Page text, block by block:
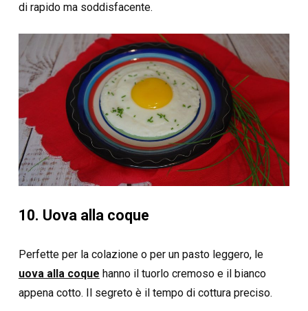
di rapido ma soddisfacente.
10. Uova alla coque
Perfette per la colazione o per un pasto leggero, le
uova alla coque hanno il tuorlo cremoso e il bianco
appena cotto. Il segreto è il tempo di cottura preciso.